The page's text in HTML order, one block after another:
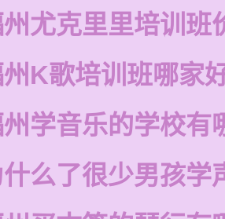
尤克里里培训班
K歌培训班哪家
学音乐的学校有
什么了很少男孩学